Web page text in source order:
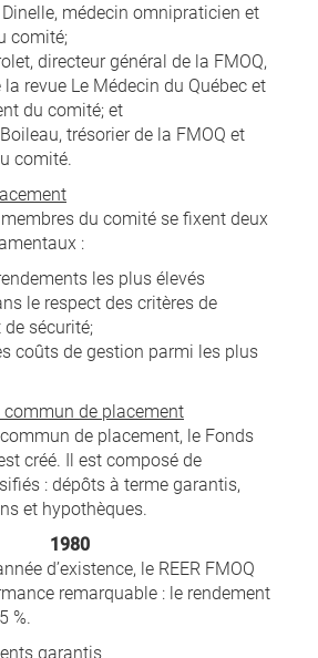
médecin omnipraticien et
comité;
directeur général de la FMOQ,
revue Le Médecin du Québec et
du comité; et
trésorier de la FMOQ et
comité.
du comité se fixent deux
:
les plus élevés
le respect des critères de
sécurité;
coûts de gestion parmi les plus
de placement
de placement, le Fonds
créé. Il est composé de
: dépôts à terme garantis,
et hypothèques.
1980
d’existence, le REER FMOQ
remarquable : le rendement
%.
garantis